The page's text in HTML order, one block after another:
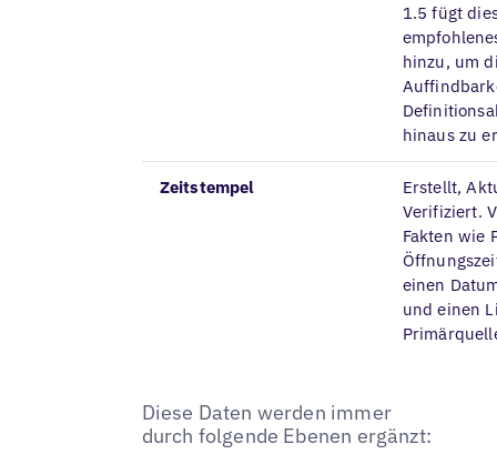
1.5 fügt
hinzu, um
hinaus zu
Zeitstempel
Erstellt,
Verifiziert.
Fakten wie
einen
und einen
Diese Daten werden immer
durch folgende Ebenen ergänzt: